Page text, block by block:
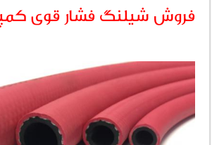
فروش شیلنگ فشار قوی